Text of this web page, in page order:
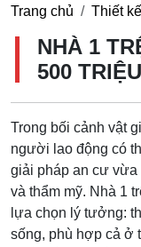
Trang chủ Thiết
NHÀ 1
500
Trong bối cảnh vật
người lao động có
giải pháp an cư vừa
và thẩm mỹ. Nhà 1
lựa chọn lý tưởng:
sống, phù hợp cả ở